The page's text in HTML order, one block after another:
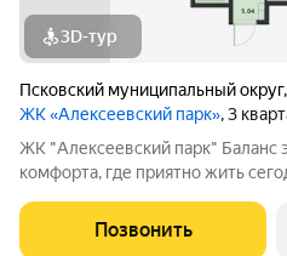
3D-тур
Псковский муниципальный округ,
ЖК «Алексеевский парк», 3
ЖК "Алексеевский парк" Баланс
комфорта, где приятно жить
современный проект комфорт
районе дальнего Завеличья. Дом
Позвонить